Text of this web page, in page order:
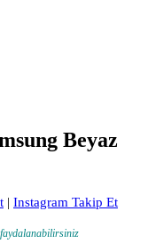
Beyaz
| Instagram Takip Et